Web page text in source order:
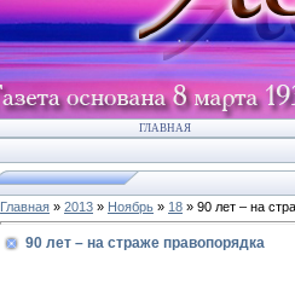
ГЛАВНАЯ
Главная » 2013 » Ноябрь » 18 » 90 лет – на
90 лет – на страже правопорядка